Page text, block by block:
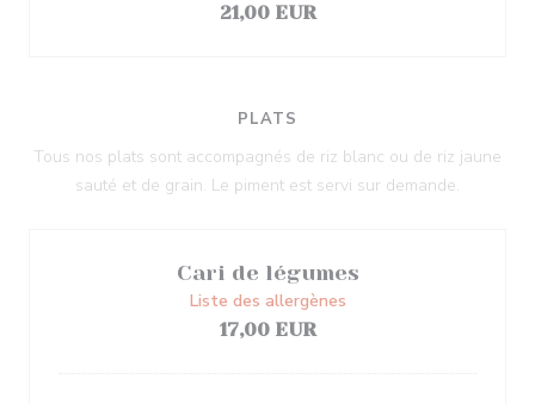
21,00 EUR
PLATS
Tous nos plats sont accompagnés de riz blanc ou de riz jaune
sauté et de grain. Le piment est servi sur demande.
Cari de légumes
Liste des allergènes
17,00 EUR